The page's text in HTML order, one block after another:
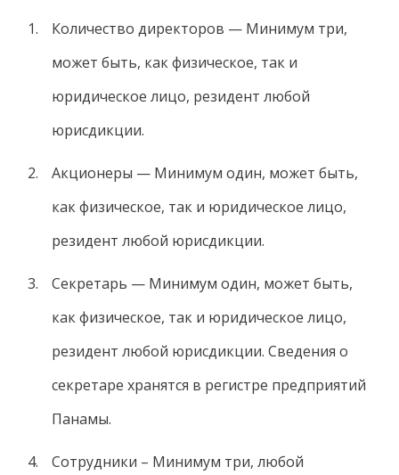
Количество директоров — Минимум три,
может быть, как физическое, так и
юридическое лицо, резидент любой
юрисдикции.
Акционеры — Минимум один, может быть,
как физическое, так и юридическое лицо,
резидент любой юрисдикции.
Секретарь — Минимум один, может быть,
как физическое, так и юридическое лицо,
резидент любой юрисдикции. Сведения о
секретаре хранятся в регистре предприятий
Панамы.
Сотрудники – Минимум три, любой